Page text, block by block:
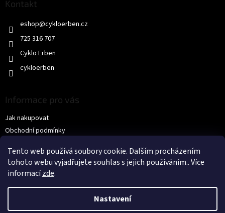
Tento web používá soubory cookie. Dalším procházením
tohoto webu vyjadřujete souhlas s jejich používáním.. Více
informacízde.
Nastavení
Kontakt
eshop@cykloerben.cz
725 316 707
Cyklo Erben
cykloerben
Informace pro vás
Jak nakupovat
Obchodní podmínky
KONTAKTY